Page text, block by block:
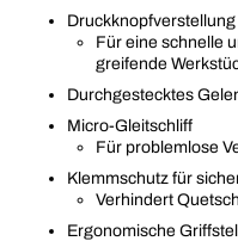
Für eine schnelle
greifende
Durchgestecktes
Micro-Gleitschliff
Für problemlose
Klemmschutz für
Verhindert
Ergonomische